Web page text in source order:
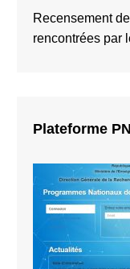
Recensement
rencontrées par
Plateforme